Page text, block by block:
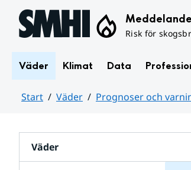
Hoppa till sidans innehåll Meddelande
Risk för
Väder Klimat Data
Start Väder Prognoser och
Väder
för